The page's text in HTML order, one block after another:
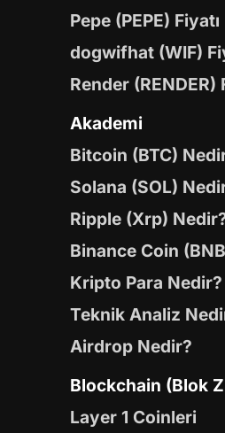
Pepe (PEPE) Fiyatı
dogwifhat (WIF)
Render (RENDER)
Akademi
Bitcoin (BTC)
Solana (SOL)
Ripple (Xrp)
Binance Coin
Kripto Para Nedir?
Teknik Analiz
Airdrop Nedir?
Blockchain (Blok
Layer 1 Coinleri